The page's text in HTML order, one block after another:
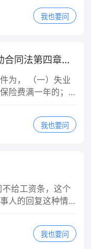
担大部分，且还
责任
疗费1.8万以内。
动车次责30%：
用，超出部分机
最普遍的认定结
才会出现，概率
收到认定书3
口述内容吗？
建局/市场监管介
上人民法院小程
低（标的1万内
约定提起仲裁。
退租”抗辩：合
居住条件，房东
解约权不受签约
跳蚤是租客饲养
信文案吗？
责任，这是法律
务"，主要看以
是否正在为单位
、是否在执行单
在送快递途中发
是"临时工"或者
，只要实际上是
正式员工"为由
任险（包括交强
公司在保险合同
。伤者医药费几
范围内，应先走
）。
我也要问
我想问一下领失业金根据劳动合同法第四章好多条才合格
为， （一）失业
险费满一年的；
申领程序、手续
社局作咨询。
我也要问
给工资条，这个
人的回复这种情
我也要问